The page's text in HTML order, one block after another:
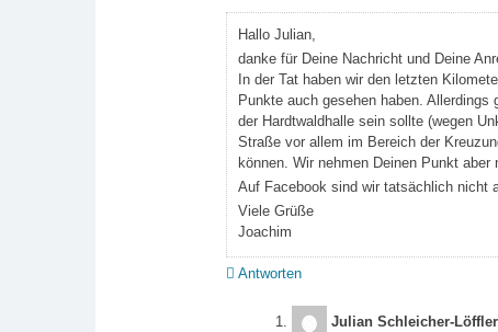
Hallo Julian,
danke für Deine Nachricht und Deine
In der Tat haben wir den letzten
Punkte auch gesehen haben.
der Hardtwaldhalle sein sollte (wegen
Straße vor allem im Bereich der
können. Wir nehmen Deinen Punkt
Auf Facebook sind wir tatsächlich nicht
Viele Grüße
Joachim
Antworten
Julian Schleicher-Löffler